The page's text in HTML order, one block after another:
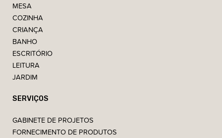
MESA
COZINHA
CRIANÇA
BANHO
ESCRITÓRIO
LEITURA
JARDIM
SERVIÇOS
GABINETE DE PROJETOS
FORNECIMENTO DE PRODUTOS